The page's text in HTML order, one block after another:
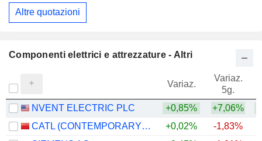
Altre quotazioni
Componenti elettrici e attrezzature - Altri
Variaz.
Variaz.
5g.
NVENT ELECTRIC PLC +0,85% +7,06%
CATL (CONTEMPORARY AMPEREX TECHNOLOGY)
+0,02% -1,83%